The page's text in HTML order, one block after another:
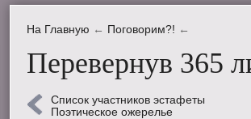
На Главную ← Поговорим?! ←
Перевернув 365
Список участников эстафеты
Поэтическое ожерелье